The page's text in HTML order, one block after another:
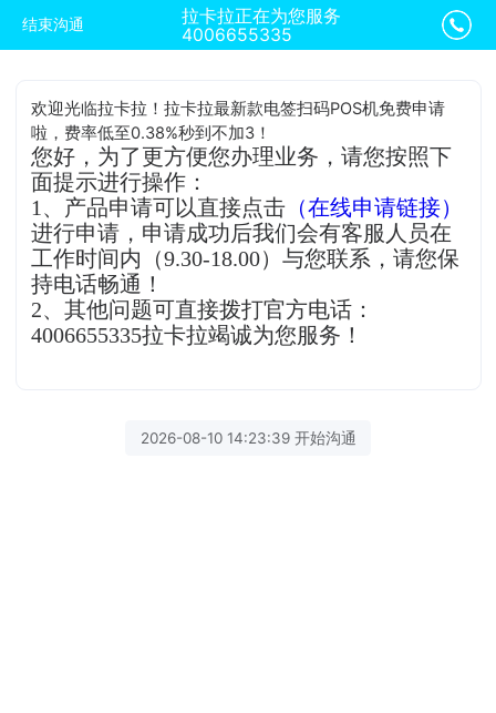
结束沟通
拉卡拉正在为您服务
4006655335
欢迎光临拉卡拉！拉卡拉最新款电签扫码POS机免费申请
啦，费率低至0.38%秒到不加3！
您好，为了更方便您办理业务，请您按照下
面提示进行操作：
1、产品申请可以直接点击 （在线申请链接）
进行申请，申请成功后我们会有客服人员在
工作时间内（9.30-18.00）与您联系，请您保
持电话畅通！
2、其他问题可直接拨打官方电话：
4006655335拉卡拉竭诚为您服务！
2026-08-10 14:23:39 开始沟通